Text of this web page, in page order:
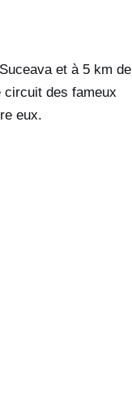
et à 5 km de
circuit des fameux
eux.